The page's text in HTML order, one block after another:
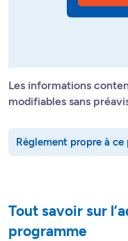
Les informations
modifiables sans
Règlement propre à ce
Tout savoir sur
programme